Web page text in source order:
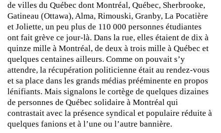
de villes du Québec dont Montréal, Québec, Sherbrooke,
Gatineau (Ottawa), Alma, Rimouski, Granby, La Pocatière
et Joliette, un peu plus de 110 000 personnes étudiantes
ont fait grève ce jour-là. Dans la rue, elles étaient de dix à
quinze mille à Montréal, de deux à trois mille à Québec et
quelques centaines ailleurs. Comme on pouvait s’y
attendre, la récupération politicienne était au rendez-vous
et sa place dans les grands médias prééminente en propos
lénifiants. Mais signalons le cortège de quelques dizaines
de personnes de Québec solidaire à Montréal qui
contrastait avec la présence syndical et populaire réduite à
quelques fanions et à l’une ou l’autre bannière.